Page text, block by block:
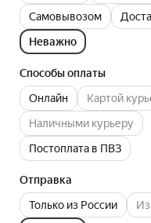
Самовывозом
Неважно
Способы оплаты
Онлайн
Картой
Наличными курьеру
Постоплата в ПВЗ
Отправка
Только из России